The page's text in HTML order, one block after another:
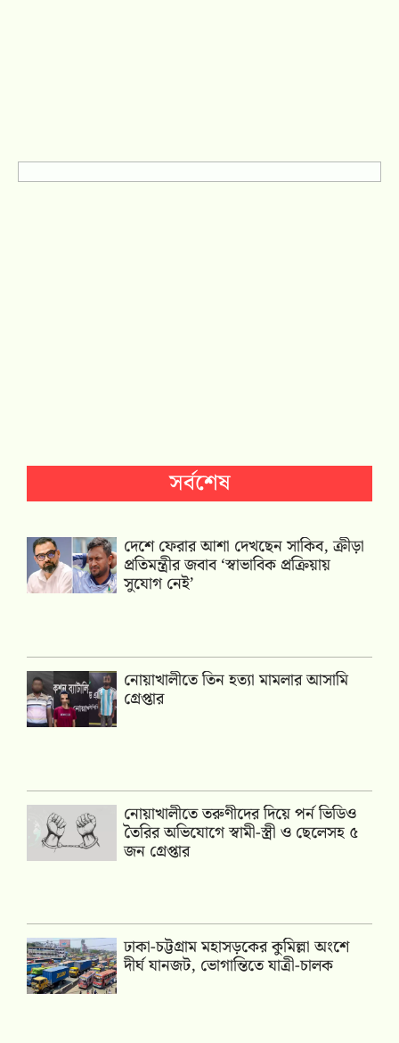
সর্বশেষ
দেশে ফেরার আশা দেখছেন সাকিব, ক্রীড়া
প্রতিমন্ত্রীর জবাব ‘স্বাভাবিক প্রক্রিয়ায়
সুযোগ নেই’
নোয়াখালীতে তিন হত্যা মামলার আসামি
গ্রেপ্তার
নোয়াখালীতে তরুণীদের দিয়ে পর্ন ভিডিও
তৈরির অভিযোগে স্বামী-স্ত্রী ও ছেলেসহ ৫
জন গ্রেপ্তার
ঢাকা-চট্টগ্রাম মহাসড়কের কুমিল্লা অংশে
দীর্ঘ যানজট, ভোগান্তিতে যাত্রী-চালক